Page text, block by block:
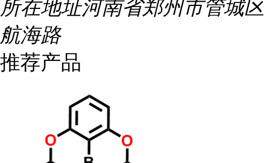
所在地址河南省郑州市管城区
航海路
推荐产品